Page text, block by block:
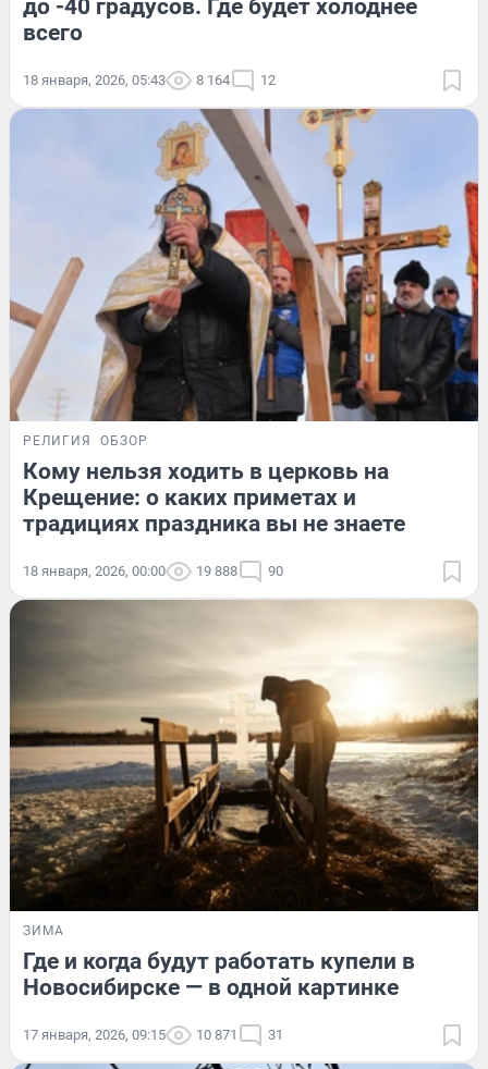
до -40 градусов. Где будет холоднее
всего
18 января, 2026, 05:43 8 164 12
РЕЛИГИЯ ОБЗОР
Кому нельзя ходить в церковь на
Крещение: о каких приметах и
традициях праздника вы не знаете
18 января, 2026, 00:00 19 888 90
ЗИМА
Где и когда будут работать купели в
Новосибирске — в одной картинке
17 января, 2026, 09:15 10 871 31